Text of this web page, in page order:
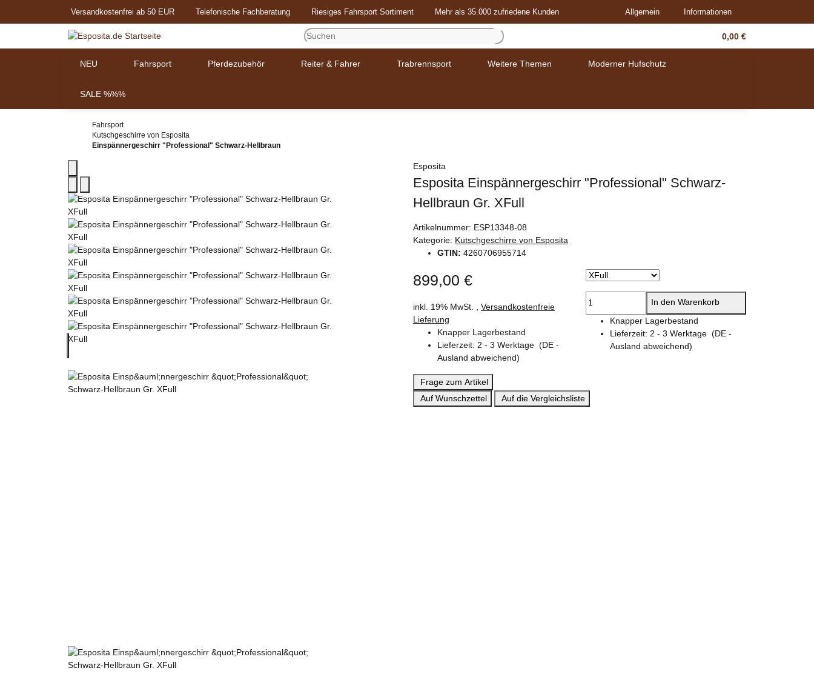
Versandkostenfrei ab 50 EUR Telefonische Fachberatung Riesiges Fahrsport Sortiment Mehr als 35.000 zufriedene Kunden Allgemein Informationen
0,00 €
NEU Fahrsport Pferdezubehör Reiter & Fahrer Trabrennsport Weitere Themen Moderner Hufschutz
SALE %%%
Fahrsport
Kutschgeschirre von Esposita
Einspännergeschirr "Professional" Schwarz-Hellbraun
Esposita
Esposita Einspännergeschirr "Professional" Schwarz-
Hellbraun Gr. XFull
Artikelnummer: ESP13348-08
Kategorie: Kutschgeschirre von Esposita
GTIN: 4260706955714
899,00 €
inkl. 19% MwSt. , Versandkostenfreie
Lieferung
Knapper Lagerbestand
Lieferzeit: 2 - 3 Werktage (DE -
Ausland abweichend)
In den Warenkorb
Knapper Lagerbestand
Lieferzeit: 2 - 3 Werktage (DE -
Ausland abweichend)
Frage zum Artikel
Auf Wunschzettel
Auf die Vergleichsliste